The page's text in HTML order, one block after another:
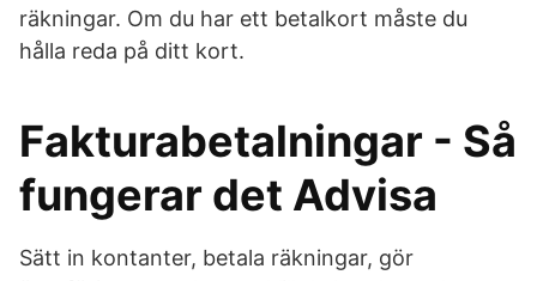
räkningar. Om du har ett betalkort måste du
hålla reda på ditt kort.
Fakturabetalningar - Så
fungerar det Advisa
Sätt in kontanter, betala räkningar, gör